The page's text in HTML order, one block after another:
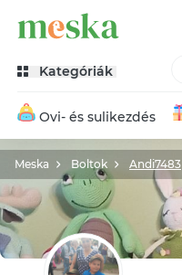
Kategóriák
Ovi- és sulikezdés
Meska Boltok Andi7483